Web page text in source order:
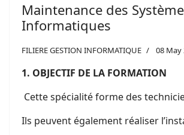
Maintenance des
Informatiques
FILIERE GESTION INFORMATIQUE 08 May
1. OBJECTIF DE LA FORMATION
Cette spécialité forme des
Ils peuvent également réaliser